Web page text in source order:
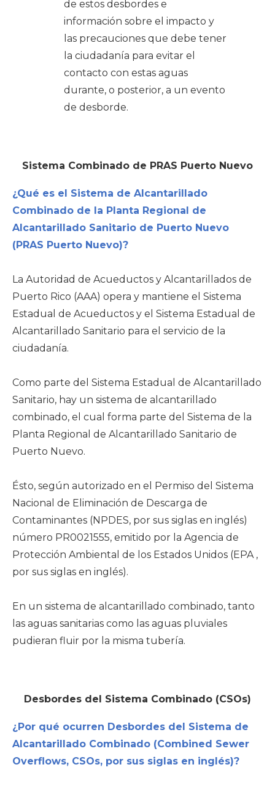
de estos desbordes e
información sobre el impacto y
las precauciones que debe tener
la ciudadanía para evitar el
contacto con estas aguas
durante, o posterior, a un evento
de desborde.
Sistema Combinado de PRAS Puerto Nuevo
¿Qué es el Sistema de Alcantarillado
Combinado de la Planta Regional de
Alcantarillado Sanitario de Puerto Nuevo
(PRAS Puerto Nuevo)?
La Autoridad de Acueductos y Alcantarillados de
Puerto Rico (AAA) opera y mantiene el Sistema
Estadual de Acueductos y el Sistema Estadual de
Alcantarillado Sanitario para el servicio de la
ciudadanía.
Como parte del Sistema Estadual de Alcantarillado
Sanitario, hay un sistema de alcantarillado
combinado, el cual forma parte del Sistema de la
Planta Regional de Alcantarillado Sanitario de
Puerto Nuevo.
Ésto, según autorizado en el Permiso del Sistema
Nacional de Eliminación de Descarga de
Contaminantes (NPDES, por sus siglas en inglés)
número PR0021555, emitido por la Agencia de
Protección Ambiental de los Estados Unidos (EPA ,
por sus siglas en inglés).
En un sistema de alcantarillado combinado, tanto
las aguas sanitarias como las aguas pluviales
pudieran fluir por la misma tubería.
Desbordes del Sistema Combinado (CSOs)
¿Por qué ocurren Desbordes del Sistema de
Alcantarillado Combinado (Combined Sewer
Overflows, CSOs, por sus siglas en inglés)?